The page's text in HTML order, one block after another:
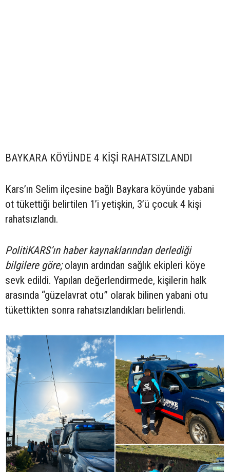
BAYKARA KÖYÜNDE 4 KİŞİ RAHATSIZLANDI
Kars’ın Selim ilçesine bağlı Baykara köyünde yabani
ot tükettiği belirtilen 1’i yetişkin, 3’ü çocuk 4 kişi
rahatsızlandı.
PolitiKARS’ın haber kaynaklarından derlediği
bilgilere göre;olayın ardından sağlık ekipleri köye
sevk edildi. Yapılan değerlendirmede, kişilerin halk
arasında “güzelavrat otu” olarak bilinen yabani otu
tükettikten sonra rahatsızlandıkları belirlendi.